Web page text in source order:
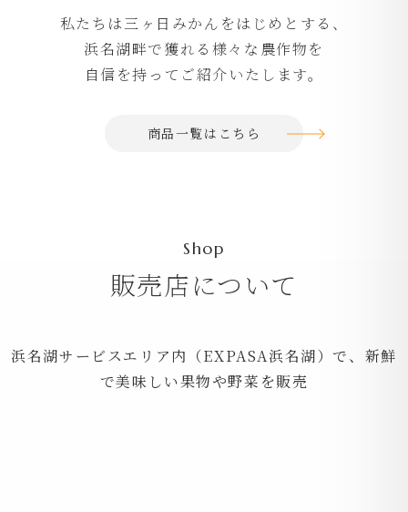
私たちは三ヶ日みかんをはじめとする、
浜名湖畔で獲れる様々な農作物を
自信を持ってご紹介いたします。
商品一覧はこちら
販売店について
浜名湖サービスエリア内（EXPASA浜名湖）で、新鮮
で美味しい果物や野菜を販売